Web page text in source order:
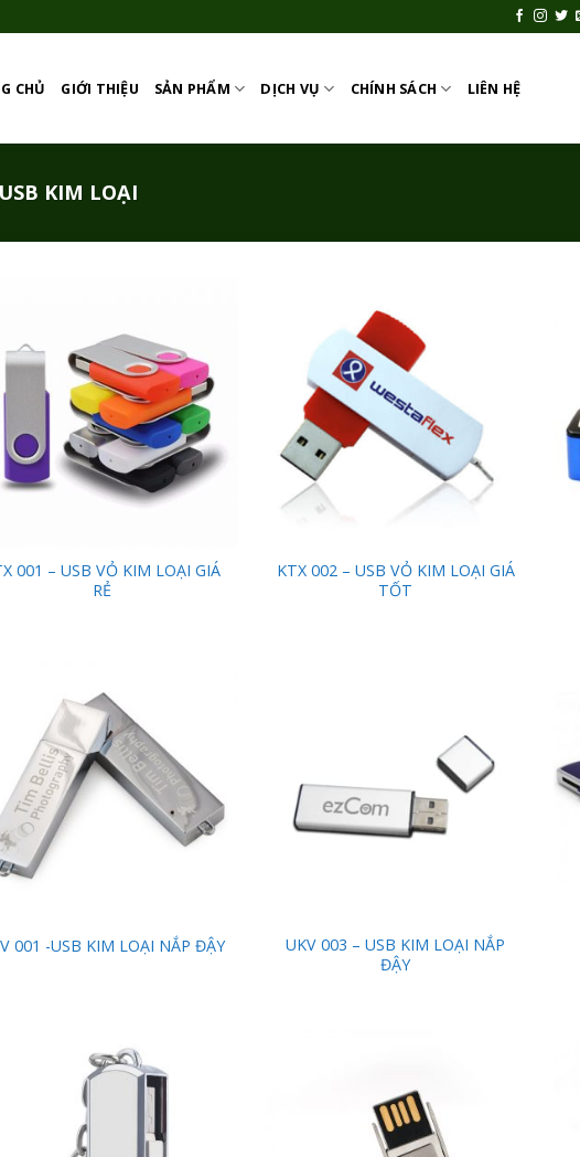
CHỦ GIỚI THIỆU SẢN PHẨM DỊCH VỤ CHÍNH SÁCH LIÊN HỆ
KIM LOẠI
Wishlist
001 – USB VỎ KIM LOẠI GIÁ
RẺ
KTX 002 – USB VỎ KIM LOẠI GIÁ
TỐT
001 -USB KIM LOẠI NẮP ĐẬY
UKV 003 – USB KIM LOẠI NẮP
ĐẬY